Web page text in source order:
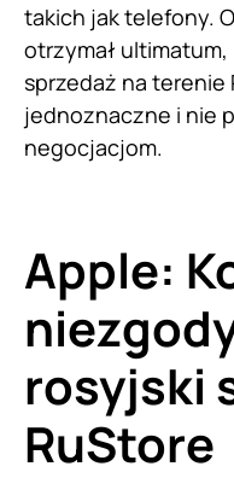
takich jak telefony.
otrzymał
sprzedaż na terenie
jednoznaczne i nie
negocjacjom.
Apple:
rosyjski
RuStore